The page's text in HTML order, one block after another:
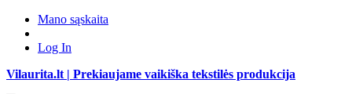
Mano sąskaita
Log In
Vilaurita.lt | Prekiaujame vaikiška tekstilės produkcija